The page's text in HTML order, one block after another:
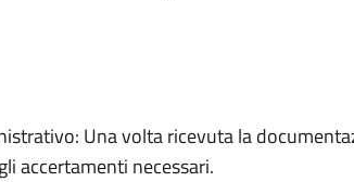
Una volta ricevuta la
accertamenti necessari.